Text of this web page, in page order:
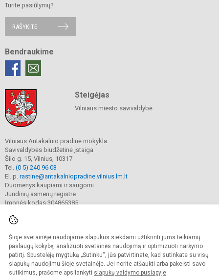
Šioje svetainėje naudojame slapukus siekdami užtikrinti jums teikiamų
paslaugų kokybę, analizuoti svetainės naudojimą ir optimizuoti naršymo
patirtį. Spustelėję mygtuką „Sutinku“, jūs patvirtinate, kad sutinkate su visų
slapukų naudojimu šioje svetainėje. Jei norite atšaukti arba pakeisti savo
sutikimus, prašome apsilankyti slapukų valdymo puslapyje.
Turite pasiūlymų?
RAŠYKITE
Bendraukime
Steigėjas
Vilniaus miesto savivaldybė
Vilniaus Antakalnio pradinė mokykla
Savivaldybės biudžetinė įstaiga
Šilo g. 15, Vilnius, 10317
Tel. (0 5) 240 96 03
El. p. rastine@antakalniopradine.vilnius.lm.lt
Duomenys kaupiami ir saugomi
Juridinių asmenų registre
Įmonės kodas 304865385
© 2023. Vilniaus Antakalnio pradinė mokykla. Visos teisės saugomos.
Kopijuoti turinį be raštiško gimnazijos sutikimo griežtai draudžiama.
Prieinamumo paraiška Slapukų valdymas
Sumanus būdas atnaujinti